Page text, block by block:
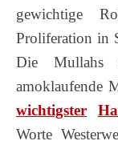
gewichtige
Proliferation in
Die Mullahs
amoklaufende
wichtigster
Worte